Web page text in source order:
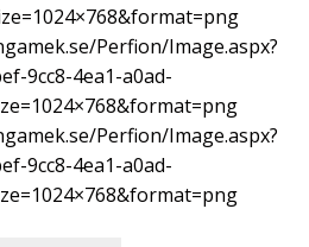
Perfion/Image.aspx?
9cc8-4ea1-a0ad-
Perfion/Image.aspx?
9cc8-4ea1-a0ad-